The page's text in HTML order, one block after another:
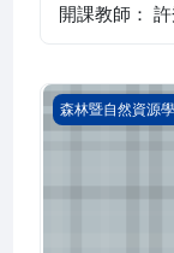
開課教師：
森林生態學
森林暨自然資源